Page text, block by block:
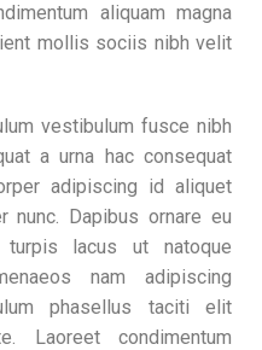
aliquam magna
mollis sociis nibh velit
vestibulum fusce nibh
a urna hac consequat
adipiscing id aliquet
nunc. Dapibus ornare eu
turpis lacus ut natoque
nam adipiscing
phasellus taciti elit
Laoreet condimentum